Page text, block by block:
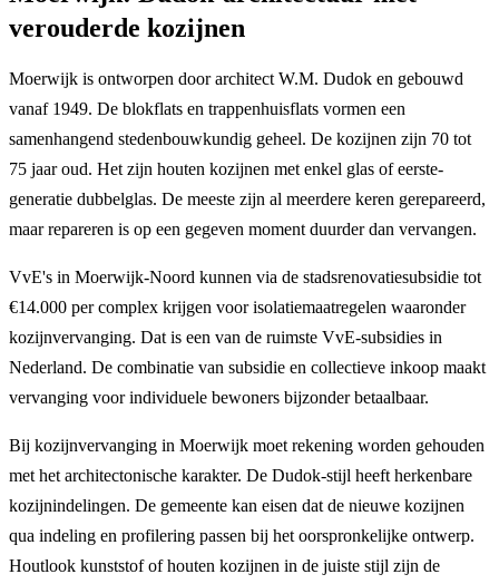
verouderde kozijnen
Moerwijk is ontworpen door architect W.M. Dudok en gebouwd
vanaf 1949. De blokflats en trappenhuisflats vormen een
samenhangend stedenbouwkundig geheel. De kozijnen zijn 70 tot
75 jaar oud. Het zijn houten kozijnen met enkel glas of eerste-
generatie dubbelglas. De meeste zijn al meerdere keren gerepareerd,
maar repareren is op een gegeven moment duurder dan vervangen.
VvE's in Moerwijk-Noord kunnen via de stadsrenovatiesubsidie tot
€14.000 per complex krijgen voor isolatiemaatregelen waaronder
kozijnvervanging. Dat is een van de ruimste VvE-subsidies in
Nederland. De combinatie van subsidie en collectieve inkoop maakt
vervanging voor individuele bewoners bijzonder betaalbaar.
Bij kozijnvervanging in Moerwijk moet rekening worden gehouden
met het architectonische karakter. De Dudok-stijl heeft herkenbare
kozijnindelingen. De gemeente kan eisen dat de nieuwe kozijnen
qua indeling en profilering passen bij het oorspronkelijke ontwerp.
Houtlook kunststof of houten kozijnen in de juiste stijl zijn de